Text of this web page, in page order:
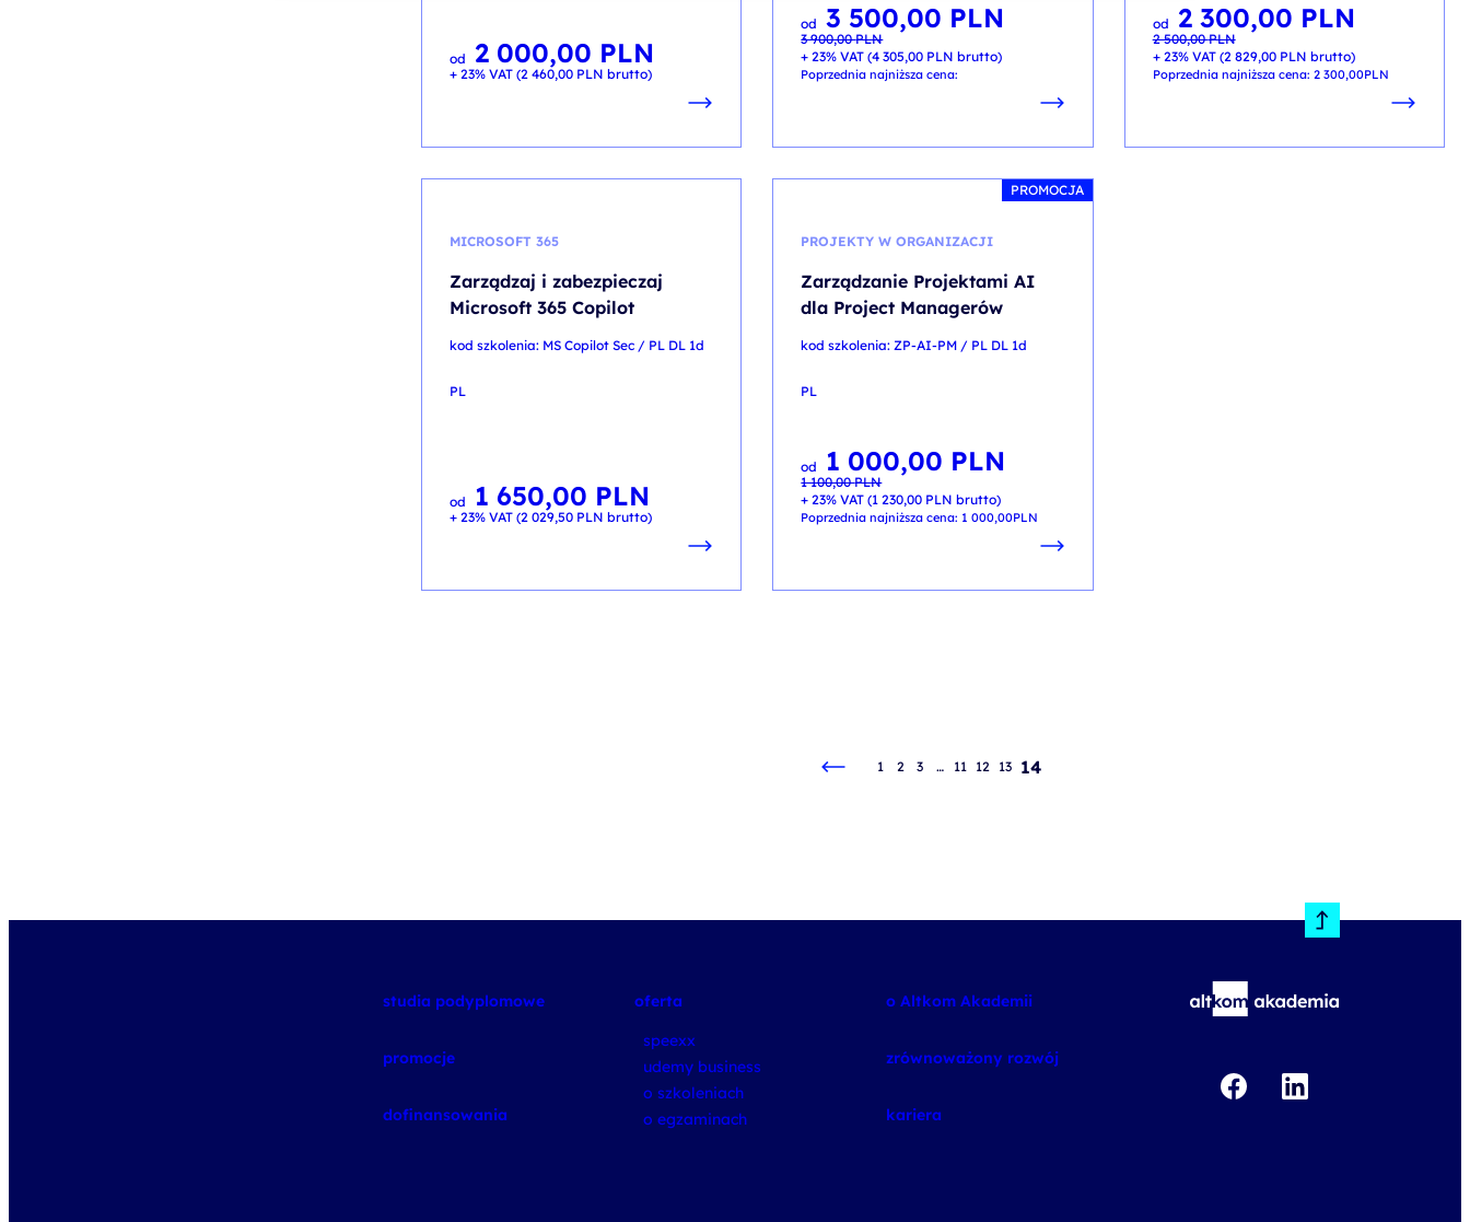
od 2 000,00 PLN
+ 23% VAT (2 460,00 PLN brutto)
od
3 900,00PLN
Pierwotna
cena
wynosiła:
3 900,00 PLN.
3 500,00 PLN
Aktualna
cena
wynosi:
3 500,00 PLN.
+ 23% VAT (4 305,00 PLN brutto)
Poprzednia najniższa cena:
od
2 500,00PLN
Pierwotna
cena
wynosiła:
2 500,00 PLN.
2 300,00 PLN
Aktualna
cena
wynosi:
2 300,00 PLN.
+ 23% VAT (2 829,00 PLN brutto)
Poprzednia najniższa cena: 2 300,00PLN
MICROSOFT 365
Zarządzaj i zabezpieczaj
Microsoft 365 Copilot
kod szkolenia: MS Copilot Sec / PL DL 1d
PL
od 1 650,00 PLN
+ 23% VAT (2 029,50 PLN brutto)
PROMOCJA
PROJEKTY W ORGANIZACJI
Zarządzanie Projektami AI
dla Project Managerów
kod szkolenia: ZP-AI-PM / PL DL 1d
PL
od
1 100,00PLN
Pierwotna
cena
wynosiła:
1 100,00 PLN.
1 000,00 PLN
Aktualna
cena
wynosi:
1 000,00 PLN.
+ 23% VAT (1 230,00 PLN brutto)
Poprzednia najniższa cena: 1 000,00PLN
1 2 3 … 11 12 13 14
studia podyplomowe
promocje
dofinansowania
oferta
speexx
udemy business
o szkoleniach
o egzaminach
o Altkom Akademii
zrównoważony rozwój
kariera